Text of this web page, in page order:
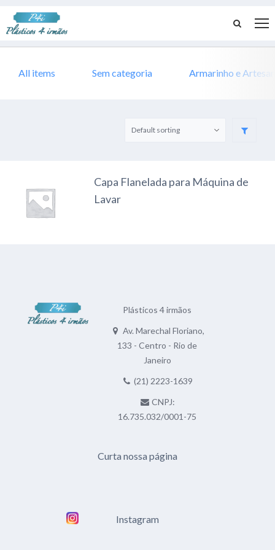
All items Sem categoria Armarinho e
Capa Flanelada para Máquina de
Lavar
Plásticos 4 irmãos
Av. Marechal Floriano,
133 - Centro - Rio de
Janeiro
(21) 2223-1639
CNPJ:
16.735.032/0001-75
Curta nossa página
Instagram